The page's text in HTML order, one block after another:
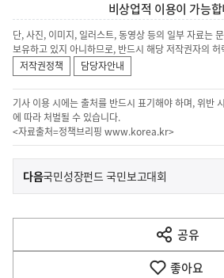
비상업적 이용이 가능
단, 사진, 이미지, 일러스트, 동영상 등의 일부 자료는
보유하고 있지 아니하므로, 반드시 해당 저작권자의
저작권정책
담당자안내
기사 이용 시에는 출처를 반드시 표기해야 하며, 위반 시
에 따라 처벌될 수 있습니다.
<자료출처=정책브리핑 www.korea.kr>
이
전
다
음
다음기
사
국민성장펀드 국민보고대회
공유
열
기
좋아요